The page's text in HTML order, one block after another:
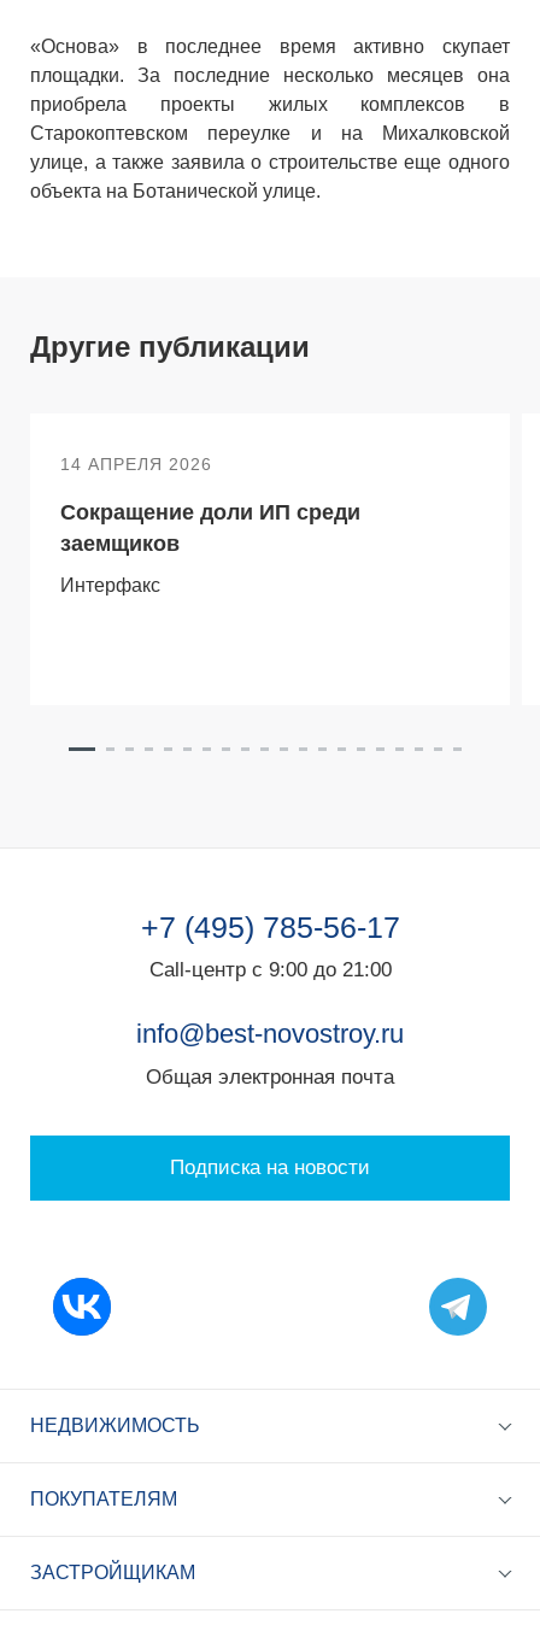
+7 (495) 785-56-17
«Основа» в последнее время активно скупает
площадки. За последние несколько месяцев она
приобрела проекты жилых комплексов в
Старокоптевском переулке и на Михалковской
улице, а также заявила о строительстве еще одного
объекта на Ботанической улице.
Другие публикации
14 АПРЕЛЯ 2026
Сокращение доли ИП среди
заемщиков
Интерфакс
+7 (495) 785-56-17
Call-центр с 9:00 до 21:00
info@best-novostroy.ru
Общая электронная почта
Подписка на новости
НЕДВИЖИМОСТЬ
ПОКУПАТЕЛЯМ
ЗАСТРОЙЩИКАМ